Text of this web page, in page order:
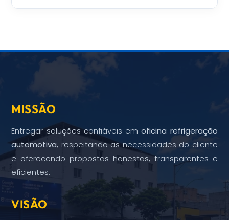
MISSÃO
Entregar soluções confiáveis emoficina refrigeração
automotiva, respeitando as necessidades do cliente
e oferecendo propostas honestas, transparentes e
eficientes.
VISÃO